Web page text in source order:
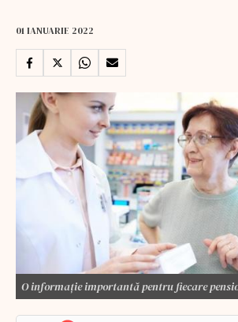
01 IANUARIE 2022
O informație importantă pentru fiecare